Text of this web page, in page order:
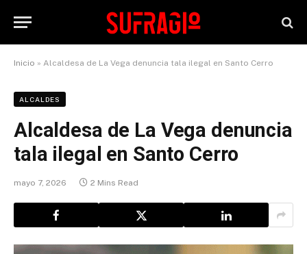
Inicio » Alcaldesa de La Vega denuncia tala ilegal en Santo Cerro
ALCALDES
Alcaldesa de La Vega denuncia
tala ilegal en Santo Cerro
mayo 7, 2026 2 Mins Read